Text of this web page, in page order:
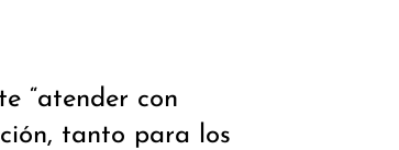
“atender con
tanto para los